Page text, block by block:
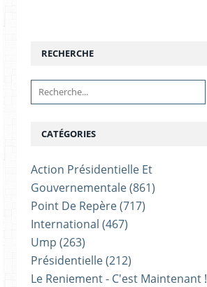
RECHERCHE
CATÉGORIES
Action Présidentielle Et
Gouvernementale(861)
Point De Repère(717)
International (467)
Ump (263)
Présidentielle(212)
Le Reniement - C'est Maintenant !